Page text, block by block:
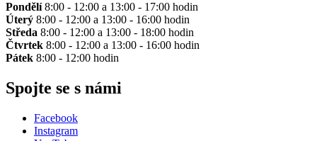
Pondělí8:00 - 12:00 a 13:00 - 17:00 hodin
Úterý 8:00 - 12:00 a 13:00 - 16:00 hodin
Středa 8:00 - 12:00 a 13:00 - 18:00 hodin
Čtvrtek 8:00 - 12:00 a 13:00 - 16:00 hodin
Pátek 8:00 - 12:00 hodin
Spojte se s námi
Facebook
Instagram